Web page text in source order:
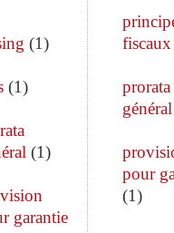
(1)
(1)
(1)
garantie
fiscaux
prorata
général
pour
(1)